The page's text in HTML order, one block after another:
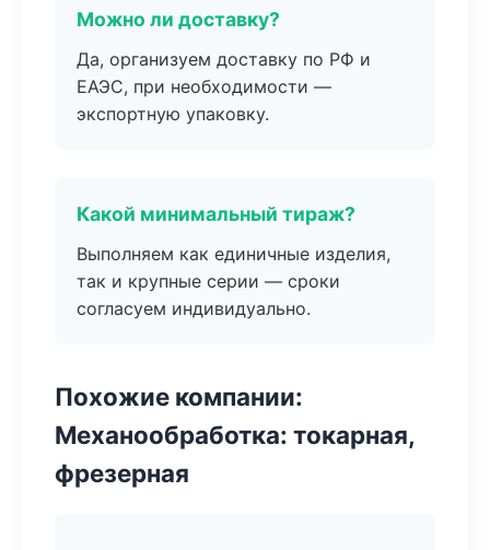
Можно ли доставку?
Да, организуем доставку по РФ и
ЕАЭС, при необходимости —
экспортную упаковку.
Какой минимальный тираж?
Выполняем как единичные изделия,
так и крупные серии — сроки
согласуем индивидуально.
Похожие компании:
Механообработка: токарная,
фрезерная